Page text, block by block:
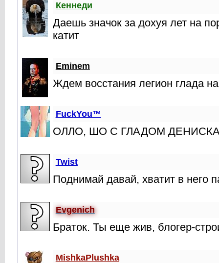
Кеннеди
Даешь значок за дохуя лет на
катит
Eminem
Ждем восстания легион глада
FuckYou™
ОЛЛО, ШО С ГЛАДОМ
Twist
Поднимай давай, хватит в него
Evgenich
Браток. Ты еще жив, блогер-
MishkaPlushka